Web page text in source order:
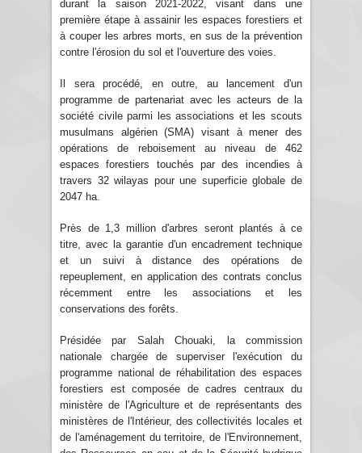
durant la saison 2021-2022, visant dans une
première étape à assainir les espaces forestiers et
à couper les arbres morts, en sus de la prévention
contre l'érosion du sol et l'ouverture des voies.
Il sera procédé, en outre, au lancement d'un
programme de partenariat avec les acteurs de la
société civile parmi les associations et les scouts
musulmans algérien (SMA) visant à mener des
opérations de reboisement au niveau de 462
espaces forestiers touchés par des incendies à
travers 32 wilayas pour une superficie globale de
2047 ha.
Près de 1,3 million d'arbres seront plantés à ce
titre, avec la garantie d'un encadrement technique
et un suivi à distance des opérations de
repeuplement, en application des contrats conclus
récemment entre les associations et les
conservations des forêts.
Présidée par Salah Chouaki, la commission
nationale chargée de superviser l'exécution du
programme national de réhabilitation des espaces
forestiers est composée de cadres centraux du
ministère de l'Agriculture et de représentants des
ministères de l'Intérieur, des collectivités locales et
de l'aménagement du territoire, de l'Environnement,